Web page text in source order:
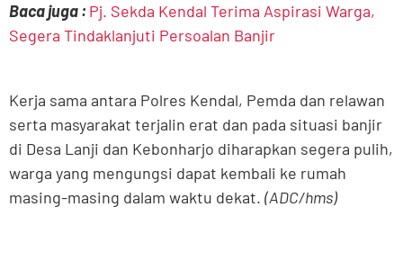
Baca juga : Pj. Sekda Kendal Terima Aspirasi Warga,
Segera Tindaklanjuti Persoalan Banjir
Kerja sama antara Polres Kendal, Pemda dan relawan
serta masyarakat terjalin erat dan pada situasi banjir
di Desa Lanji dan Kebonharjo diharapkan segera pulih,
warga yang mengungsi dapat kembali ke rumah
masing-masing dalam waktu dekat. (ADC/hms)